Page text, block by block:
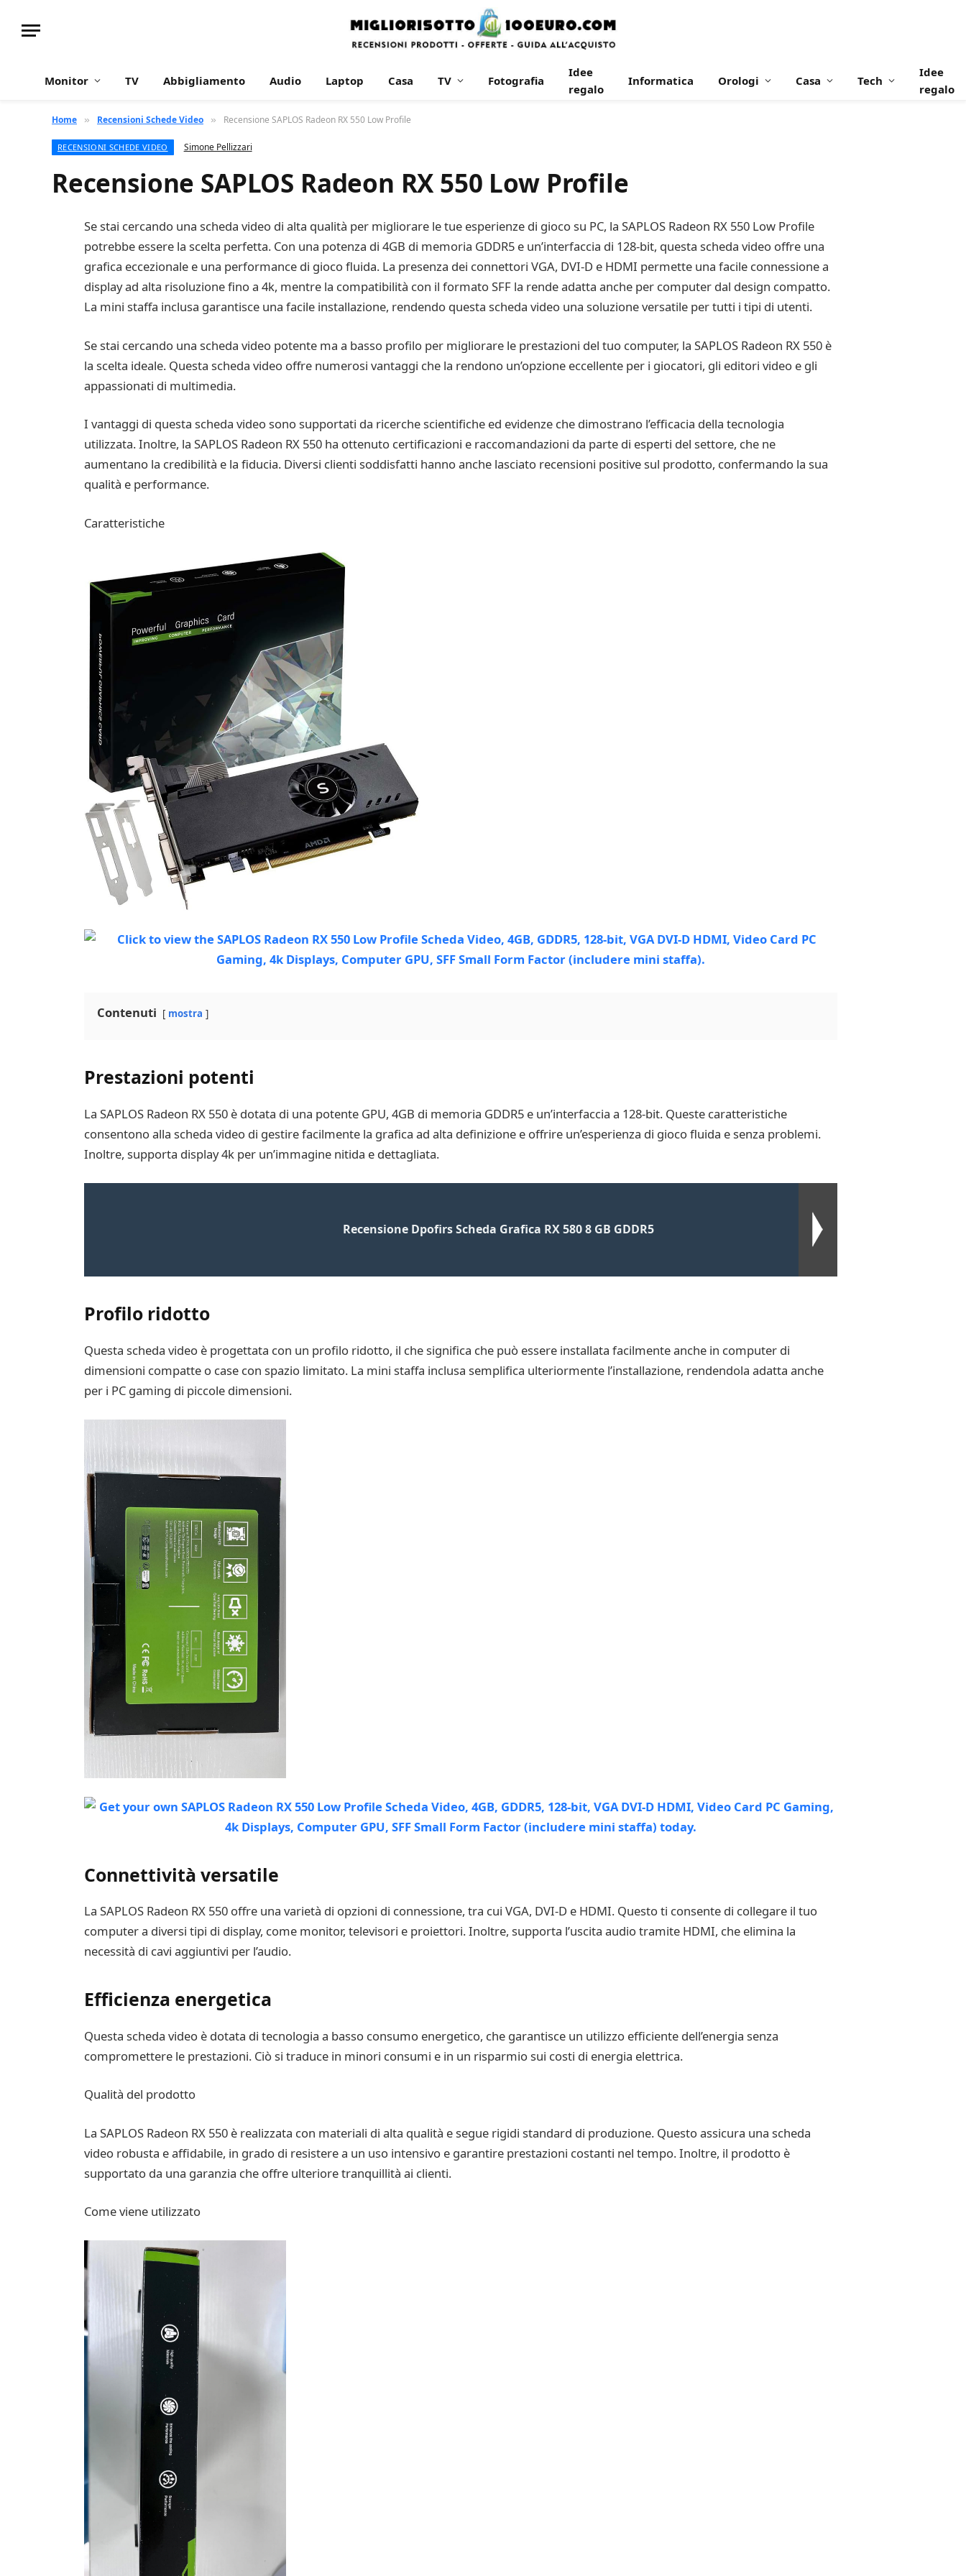
Monitor TV Abbigliamento Audio Laptop Casa TV Fotografia
Idee
regalo
Informatica Orologi Casa Tech
Idee
regalo
Home » Recensioni Schede Video » Recensione SAPLOS Radeon RX 550 Low Profile
RECENSIONI SCHEDE VIDEO Simone Pellizzari
Recensione SAPLOS Radeon RX 550 Low Profile
Se stai cercando una scheda video di alta qualità per migliorare le tue esperienze di gioco su PC, la SAPLOS Radeon RX 550 Low Profile
potrebbe essere la scelta perfetta. Con una potenza di 4GB di memoria GDDR5 e un’interfaccia di 128-bit, questa scheda video offre una
grafica eccezionale e una performance di gioco fluida. La presenza dei connettori VGA, DVI-D e HDMI permette una facile connessione a
display ad alta risoluzione fino a 4k, mentre la compatibilità con il formato SFF la rende adatta anche per computer dal design compatto.
La mini staffa inclusa garantisce una facile installazione, rendendo questa scheda video una soluzione versatile per tutti i tipi di utenti.
Se stai cercando una scheda video potente ma a basso profilo per migliorare le prestazioni del tuo computer, la SAPLOS Radeon RX 550 è
la scelta ideale. Questa scheda video offre numerosi vantaggi che la rendono un’opzione eccellente per i giocatori, gli editori video e gli
appassionati di multimedia.
I vantaggi di questa scheda video sono supportati da ricerche scientifiche ed evidenze che dimostrano l’efficacia della tecnologia
utilizzata. Inoltre, la SAPLOS Radeon RX 550 ha ottenuto certificazioni e raccomandazioni da parte di esperti del settore, che ne
aumentano la credibilità e la fiducia. Diversi clienti soddisfatti hanno anche lasciato recensioni positive sul prodotto, confermando la sua
qualità e performance.
Caratteristiche
Contenuti mostra
Prestazioni potenti
La SAPLOS Radeon RX 550 è dotata di una potente GPU, 4GB di memoria GDDR5 e un’interfaccia a 128-bit. Queste caratteristiche
consentono alla scheda video di gestire facilmente la grafica ad alta definizione e offrire un’esperienza di gioco fluida e senza problemi.
Inoltre, supporta display 4k per un’immagine nitida e dettagliata.
Recensione Dpofirs Scheda Grafica RX 580 8 GB GDDR5
Profilo ridotto
Questa scheda video è progettata con un profilo ridotto, il che significa che può essere installata facilmente anche in computer di
dimensioni compatte o case con spazio limitato. La mini staffa inclusa semplifica ulteriormente l’installazione, rendendola adatta anche
per i PC gaming di piccole dimensioni.
Connettività versatile
La SAPLOS Radeon RX 550 offre una varietà di opzioni di connessione, tra cui VGA, DVI-D e HDMI. Questo ti consente di collegare il tuo
computer a diversi tipi di display, come monitor, televisori e proiettori. Inoltre, supporta l’uscita audio tramite HDMI, che elimina la
necessità di cavi aggiuntivi per l’audio.
Efficienza energetica
Questa scheda video è dotata di tecnologia a basso consumo energetico, che garantisce un utilizzo efficiente dell’energia senza
compromettere le prestazioni. Ciò si traduce in minori consumi e in un risparmio sui costi di energia elettrica.
Qualità del prodotto
La SAPLOS Radeon RX 550 è realizzata con materiali di alta qualità e segue rigidi standard di produzione. Questo assicura una scheda
video robusta e affidabile, in grado di resistere a un uso intensivo e garantire prestazioni costanti nel tempo. Inoltre, il prodotto è
supportato da una garanzia che offre ulteriore tranquillità ai clienti.
Come viene utilizzato